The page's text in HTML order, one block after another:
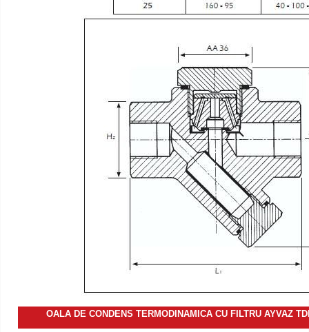
OALA DE CONDENS TERMODINAMICA CU FILTRU AYVAZ